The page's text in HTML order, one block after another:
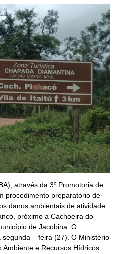
através da 3º Promotoria de
procedimento preparatório de
danos ambientais de atividade
próximo a Cachoeira do
de Jacobina. O
– feira (27). O Ministério
Ambiente e Recursos Hídricos